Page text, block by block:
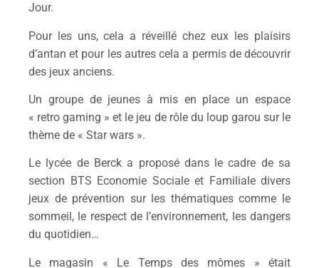
Jour.
Pour les uns, cela a réveillé chez eux les plaisirs
d’antan et pour les autres cela a permis de découvrir
des jeux anciens.
Un groupe de jeunes à mis en place un espace
« retro gaming » et le jeu de rôle du loup garou sur le
thème de « Star wars ».
Le lycée de Berck a proposé dans le cadre de sa
section BTS Economie Sociale et Familiale divers
jeux de prévention sur les thématiques comme le
sommeil, le respect de l’environnement, les dangers
du quotidien…
Le magasin « Le Temps des mômes » était